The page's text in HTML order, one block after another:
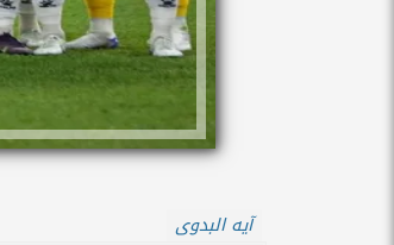
آيه البدوى